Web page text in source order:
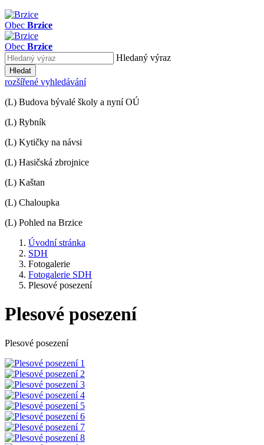
Obec Brzice
Obec Brzice
Hledaný výraz
Hledat
rozšířené vyhledávání
(L) Budova bývalé školy a nyní OÚ
(L) Rybník
(L) Kytičky na návsi
(L) Hasičská zbrojnice
(L) Kaštan
(L) Chaloupka
(L) Pohled na Brzice
Úvodní stránka
SDH
Fotogalerie
Fotogalerie SDH
Plesové posezení
Plesové posezení
Plesové posezení